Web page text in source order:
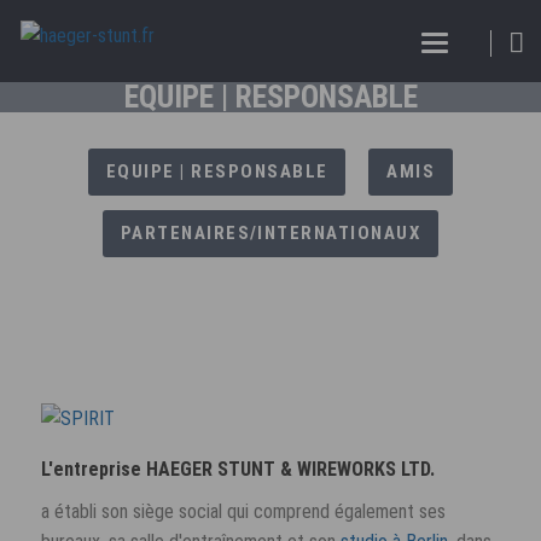
EQUIPE | RESPONSABLE
EQUIPE | RESPONSABLE AMIS
PARTENAIRES/INTERNATIONAUX
L'entreprise HAEGER STUNT & WIREWORKS LTD.
a établi son siège social qui comprend également ses